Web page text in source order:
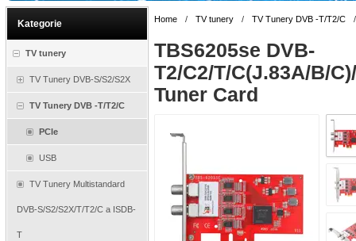
Kategorie
TV tunery
TV Tunery DVB-S/S2/S2X
TV Tunery DVB -T/T2/C
PCIe
USB
TV Tunery Multistandard
DVB-S/S2/S2X/T/T2/C a ISDB-
T
Home / TV tunery / TV Tunery DVB -T/T2/C /
TBS6205se DVB-
T2/C2/T/C(J.83A/B/
Tuner Card